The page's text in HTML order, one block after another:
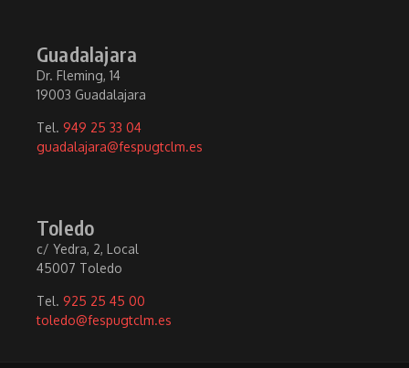
Guadalajara
Dr. Fleming, 14
19003 Guadalajara
Tel. 949 25 33 04
guadalajara@fespugtclm.es
Toledo
c/ Yedra, 2, Local
45007 Toledo
Tel. 925 25 45 00
toledo@fespugtclm.es